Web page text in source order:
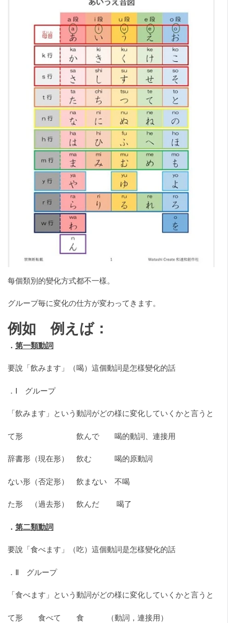
每個類別的變化方式都不一樣。
グループ毎に変化の仕方が変わってきます。
例如 例えば：
． 第一類動詞
要說「飲みます」（喝）這個動詞是怎樣變化的話
．Ⅰ グループ
「飲みます」という動詞がどの様に変化していくかと言うと
て形 飲んで 喝的動詞、連接用
辞書形（現在形） 飲む 喝的原動詞
ない形（否定形） 飲まない 不喝
た形 （過去形） 飲んだ 喝了
． 第二類動詞
要說「食べます」（吃）這個動詞是怎樣變化的話
．Ⅱ グループ
「食べます」という動詞がどの様に変化していくかと言うと
て形 食べて 食 （動詞，連接用）